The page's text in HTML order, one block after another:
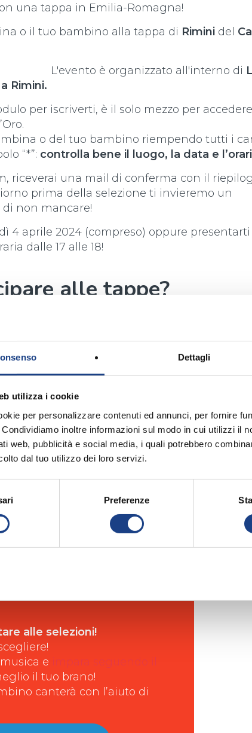
Dettagli
utilizza i cookie
per personalizzare contenuti ed annunci, per fornire
inoltre informazioni sul modo in cui utilizzi il
web, pubblicità e social media, i quali potrebbero
dal tuo utilizzo dei loro servizi.
Preferenze
una tappa in Emilia-Romagna!
o il tuo bambino alla tappa di Rimini del
L'evento è organizzato all'interno di
Rimini.
per iscriverti, è il solo mezzo per
o del tuo bambino riempendo tutti i
“*”: controlla bene il luogo, la data e
riceverai una mail di conferma con il
prima della selezione ti invieremo un
non mancare!
4 aprile 2024 (compreso) oppure presentarti
dalle 17 alle 18!
alle tappe?
dai 3 agli 10 anni.
bisogno!
vuoi informazioni, contatta la nostra
per l'edizione relativa al 2024 (67°
alle selezioni!
e impara seguendo il
il tuo brano!
canterà con l’aiuto di